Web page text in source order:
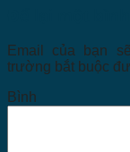
Email của bạn
trường bắt buộc